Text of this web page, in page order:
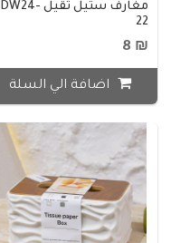
مغارف ستيل ثقيل DW24-
22
₪ 8
اضافة الي السلة